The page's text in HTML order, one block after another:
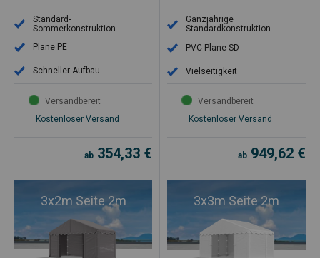
Standard-
Sommerkonstruktion
Plane PE
Schneller Aufbau
Versandbereit
Kostenloser Versand
ab 354,33 €
Ganzjährige
Standardkonstruktion
PVC-Plane SD
Vielseitigkeit
Versandbereit
Kostenloser Versand
ab 949,62 €
3x2m Seite 2m 3x3m Seite 2m